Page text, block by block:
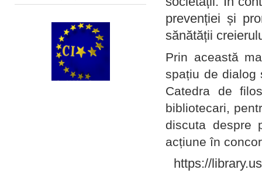
prevenției și
sănătății
Prin această
spațiu de dialog
Catedra de
bibliotecari,
discuta despre
acțiune în
https://